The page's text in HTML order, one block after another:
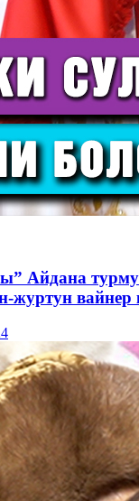
Айдана
журтун